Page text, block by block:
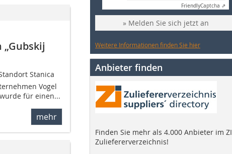
Stanica
Vogel
für einen...
mehr
FriendlyCaptcha ⇗
» Melden Sie sich jetzt an
Weitere Informationen finden Sie hier
Anbieter finden
Finden Sie mehr als 4.000 Anbieter im ZI
Zuliefererverzeichnis!